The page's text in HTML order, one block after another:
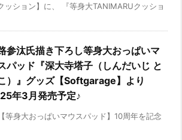
ッション】に、 『等身大TANIMARUクッショ
参汰氏描き下ろし等身大おっぱいマ
パッド『深大寺塔子（しんだいじ と
）』グッズ【Softgarage】より
年3月発売予定♪
等身大おっぱいマウスパッド】10周年を記念